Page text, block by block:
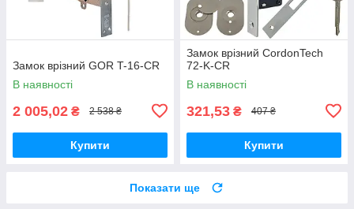
Замок врізний GOR T-16-CR
В наявності
2 005,02 ₴ 2 538 ₴
Купити
Замок врізний CordonTech
72-K-CR
В наявності
321,53 ₴ 407 ₴
Купити
Показати ще